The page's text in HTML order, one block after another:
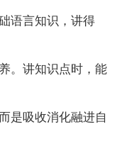
语言知识，讲得
。讲知识点时，能
是吸收消化融进自